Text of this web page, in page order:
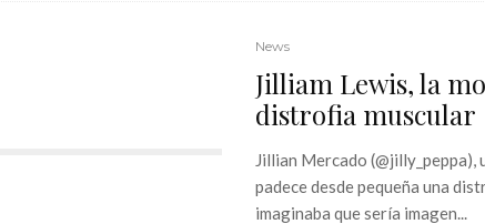
News
Jilliam Lewis, la
distrofia muscular
Jillian Mercado (@jilly_peppa),
padece desde pequeña una
imaginaba que sería imagen...